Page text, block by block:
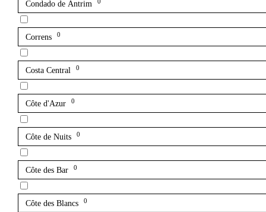
Condado de Antrim 0
Correns 0
Costa Central 0
Côte d'Azur 0
Côte de Nuits 0
Côte des Bar 0
Côte des Blancs 0